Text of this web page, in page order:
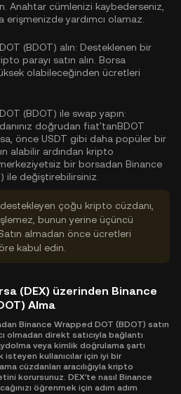
Anahtar cümlenizi kaybederseniz,
erişmenizde yardımcı olamaz.
(BDOT) alın: Desteklenen bir
parayı satın alın. Borsa
olabileceğinden ücretleri
(BDOT) ile swap yapın:
doğrudan fiat'tanBDOT
önce USDT gibi daha popüler bir
alabilir ardından kripto
bir borsadan Binance
ile değiştirebilirsiniz.
çoğu kripto cüzdanı,
bunun yerine üçüncü
almadan önce ücretleri
kabul edin.
(DEX) üzerinden Binance
Alma
Binance Wrapped DOT (BDOT) satın
olmadan direkt satıcıyla bağlantı
veya kimlik doğrulama şartı
kullanıcılar için iyi bir
cüzdanları aracılığıyla kripto
korursunuz. DEX'te nasıl Binance
öğrenmek için adım adım